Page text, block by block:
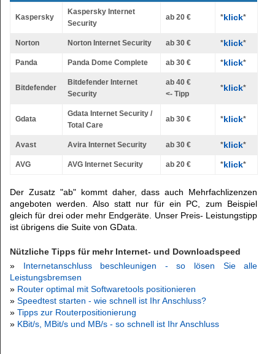
Kaspersky
Kaspersky Internet
Security
ab 20 € *klick*
Norton Norton Internet Security ab 30 € *klick*
Panda Panda Dome Complete ab 30 € *klick*
Bitdefender
Bitdefender Internet
Security
ab 40 €
<- Tipp
*klick*
Gdata
Gdata Internet Security /
Total Care
ab 30 € *klick*
Avast Avira Internet Security ab 30 € *klick*
AVG AVG Internet Security ab 20 € *klick*
Der Zusatz "ab" kommt daher, dass auch Mehrfachlizenzen
angeboten werden. Also statt nur für ein PC, zum Beispiel
gleich für drei oder mehr Endgeräte. Unser Preis- Leistungstipp
ist übrigens die Suite von GData.
Nützliche Tipps für mehr Internet- und Downloadspeed
» Internetanschluss beschleunigen - so lösen Sie alle
Leistungsbremsen
» Router optimal mit Softwaretools positionieren
» Speedtest starten - wie schnell ist Ihr Anschluss?
» Tipps zur Routerpositionierung
» KBit/s, MBit/s und MB/s - so schnell ist Ihr Anschluss